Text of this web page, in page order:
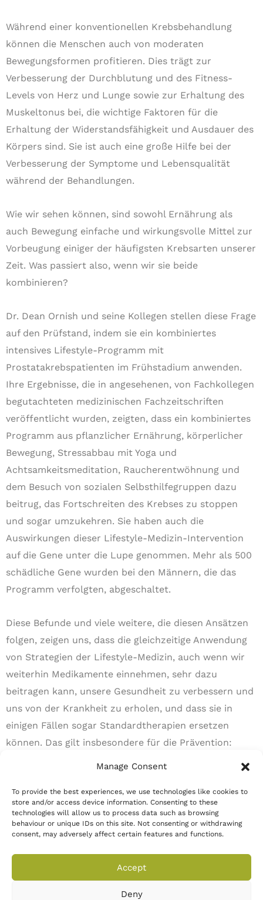
Manage Consent
To provide the best experiences, we use technologies like cookies to
store and/or access device information. Consenting to these
technologies will allow us to process data such as browsing
behaviour or unique IDs on this site. Not consenting or withdrawing
consent, may adversely affect certain features and functions.
Accept
Deny
Während einer konventionellen Krebsbehandlung
können die Menschen auch von moderaten
Bewegungsformen profitieren. Dies trägt zur
Verbesserung der Durchblutung und des Fitness-
Levels von Herz und Lunge sowie zur Erhaltung des
Muskeltonus bei, die wichtige Faktoren für die
Erhaltung der Widerstandsfähigkeit und Ausdauer des
Körpers sind. Sie ist auch eine große Hilfe bei der
Verbesserung der Symptome und Lebensqualität
während der Behandlungen.
Wie wir sehen können, sind sowohl Ernährung als
auch Bewegung einfache und wirkungsvolle Mittel zur
Vorbeugung einiger der häufigsten Krebsarten unserer
Zeit. Was passiert also, wenn wir sie beide
kombinieren?
Dr. Dean Ornish und seine Kollegen stellen diese Frage
auf den Prüfstand, indem sie ein kombiniertes
intensives Lifestyle-Programm mit
Prostatakrebspatienten im Frühstadium anwenden.
Ihre Ergebnisse, die in angesehenen, von Fachkollegen
begutachteten medizinischen Fachzeitschriften
veröffentlicht wurden, zeigten, dass ein kombiniertes
Programm aus pflanzlicher Ernährung, körperlicher
Bewegung, Stressabbau mit Yoga und
Achtsamkeitsmeditation, Raucherentwöhnung und
dem Besuch von sozialen Selbsthilfegruppen dazu
beitrug, das Fortschreiten des Krebses zu stoppen
und sogar umzukehren. Sie haben auch die
Auswirkungen dieser Lifestyle-Medizin-Intervention
auf die Gene unter die Lupe genommen. Mehr als 500
schädliche Gene wurden bei den Männern, die das
Programm verfolgten, abgeschaltet.
Diese Befunde und viele weitere, die diesen Ansätzen
folgen, zeigen uns, dass die gleichzeitige Anwendung
von Strategien der Lifestyle-Medizin, auch wenn wir
weiterhin Medikamente einnehmen, sehr dazu
beitragen kann, unsere Gesundheit zu verbessern und
uns von der Krankheit zu erholen, und dass sie in
einigen Fällen sogar Standardtherapien ersetzen
können. Das gilt insbesondere für die Prävention:
werden, die wir unternehmen können, um zu
verhindern, dass sich die Krankheit jemals entwickelt,
haben wir die Macht über unser Schicksal wieder in
und sie weise zu nutzen, ist an sich schon ein
wichtiger Teil davon, wirklich, ganzheitlich gesund zu